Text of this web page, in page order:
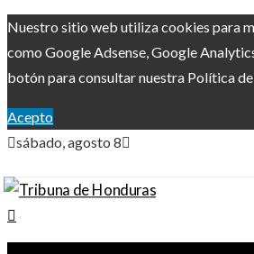
Nuestro sitio web utiliza cookies para
como Google Adsense, Google
botón para consultar nuestra Política
Acepto
sábado, agosto 8